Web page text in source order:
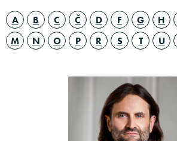
A B C Č D F G H
M
N O P R S T U